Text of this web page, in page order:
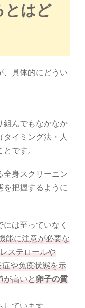
とはど
具体的にどうい
組んでもなかなか
タイミング法・人
です。
全身スクリーニン
を把握するように
は至っていなく
能に注意が必要な
ステロールや
や免疫状態を示
が高いと卵子の質